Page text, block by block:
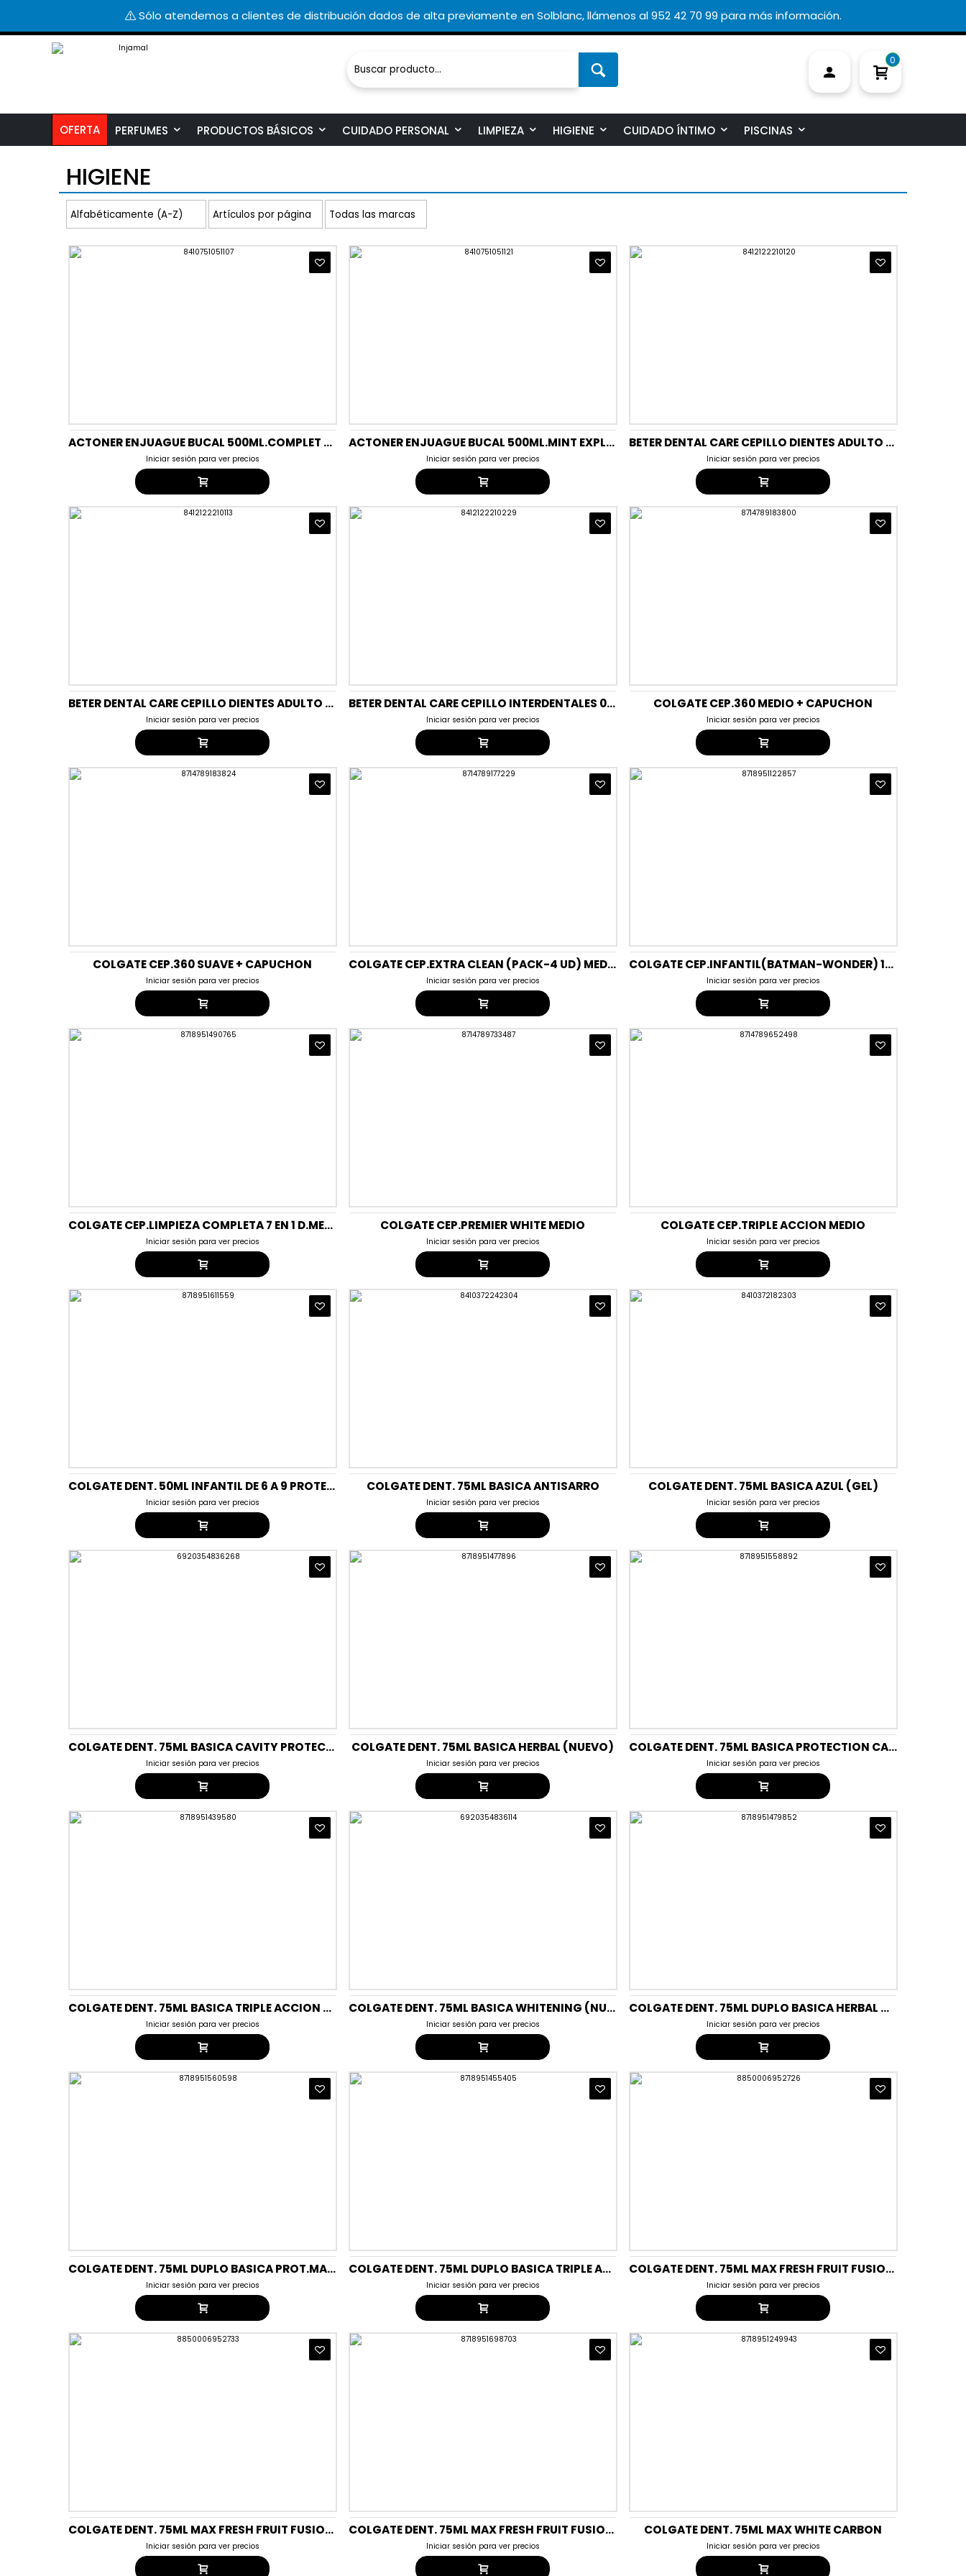
Sólo atendemos a clientes de distribución dados de alta previamente en Solblanc, llámenos al 952 42 70 99 para más información.
0
OFERTA PERFUMES PRODUCTOS BÁSICOS CUIDADO PERSONAL LIMPIEZA HIGIENE CUIDADO ÍNTIMO PISCINAS
HIGIENE
ACTONER ENJUAGUE BUCAL 500ML.COMPLET 7EN1 (LILA)
Iniciar sesión para ver precios
ACTONER ENJUAGUE BUCAL 500ML.MINT EXPLOTION (VERD)
Iniciar sesión para ver precios
BETER DENTAL CARE CEPILLO DIENTES ADULTO MEDIUM G-10 J-10
Iniciar sesión para ver precios
BETER DENTAL CARE CEPILLO DIENTES ADULTO SOFT G-10 J-10
Iniciar sesión para ver precios
BETER DENTAL CARE CEPILLO INTERDENTALES 0,5MM 5UD G-10 J-10
Iniciar sesión para ver precios
COLGATE CEP.360 MEDIO + CAPUCHON
Iniciar sesión para ver precios
COLGATE CEP.360 SUAVE + CAPUCHON
Iniciar sesión para ver precios
COLGATE CEP.EXTRA CLEAN (PACK-4 UD) MEDIO
Iniciar sesión para ver precios
COLGATE CEP.INFANTIL(BATMAN-WONDER) 1UD+1UD GRATIS SUAVE +6A
Iniciar sesión para ver precios
COLGATE CEP.LIMPIEZA COMPLETA 7 EN 1 D.MEDIA (2 UDS. )
Iniciar sesión para ver precios
COLGATE CEP.PREMIER WHITE MEDIO
Iniciar sesión para ver precios
COLGATE CEP.TRIPLE ACCION MEDIO
Iniciar sesión para ver precios
COLGATE DENT. 50ML INFANTIL DE 6 A 9 PROTEC.CARIES (MENTA)
Iniciar sesión para ver precios
COLGATE DENT. 75ML BASICA ANTISARRO
Iniciar sesión para ver precios
COLGATE DENT. 75ML BASICA AZUL (GEL)
Iniciar sesión para ver precios
COLGATE DENT. 75ML BASICA CAVITY PROTECCION FAMILIA (NUEVO)
Iniciar sesión para ver precios
COLGATE DENT. 75ML BASICA HERBAL (NUEVO)
Iniciar sesión para ver precios
COLGATE DENT. 75ML BASICA PROTECTION CARIES MAXIMUM (NUEVO)
Iniciar sesión para ver precios
COLGATE DENT. 75ML BASICA TRIPLE ACCION MENTA INTENSA ( NUEV
Iniciar sesión para ver precios
COLGATE DENT. 75ML BASICA WHITENING (NUEVO)
Iniciar sesión para ver precios
COLGATE DENT. 75ML DUPLO BASICA HERBAL ORGINAL DTO.ESPECIAL
Iniciar sesión para ver precios
COLGATE DENT. 75ML DUPLO BASICA PROT.MAXIMUM PROTECTION CARI
Iniciar sesión para ver precios
COLGATE DENT. 75ML DUPLO BASICA TRIPLE ACCION DTO ESP. (NUEV
Iniciar sesión para ver precios
COLGATE DENT. 75ML MAX FRESH FRUIT FUSION LIMA
Iniciar sesión para ver precios
COLGATE DENT. 75ML MAX FRESH FRUIT FUSION MELOCOTON Y NATA
Iniciar sesión para ver precios
COLGATE DENT. 75ML MAX FRESH FRUIT FUSION SANDIA Y GUAYABA
Iniciar sesión para ver precios
COLGATE DENT. 75ML MAX WHITE CARBON
Iniciar sesión para ver precios